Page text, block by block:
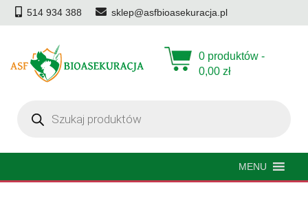
514 934 388 sklep@asfbioasekuracja.pl
0 produktów -
0,00 zł
produktów
MENU